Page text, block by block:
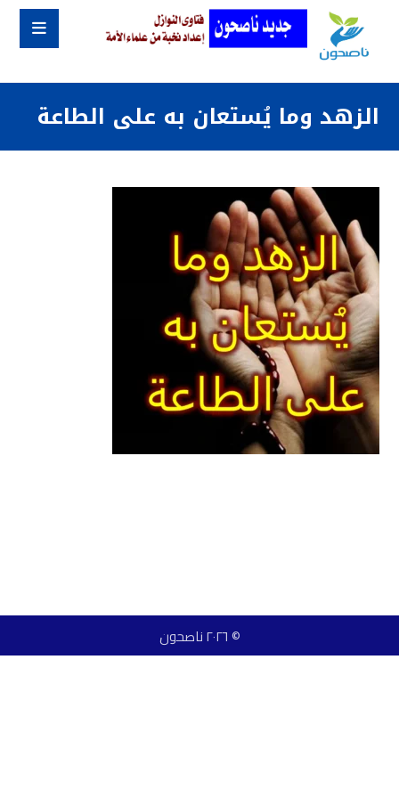
الزهد وما يُستعان به على الطاعة
© ٢٠٢٦ ناصحون